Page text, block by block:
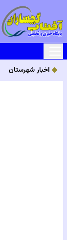
اخبار شهرستان